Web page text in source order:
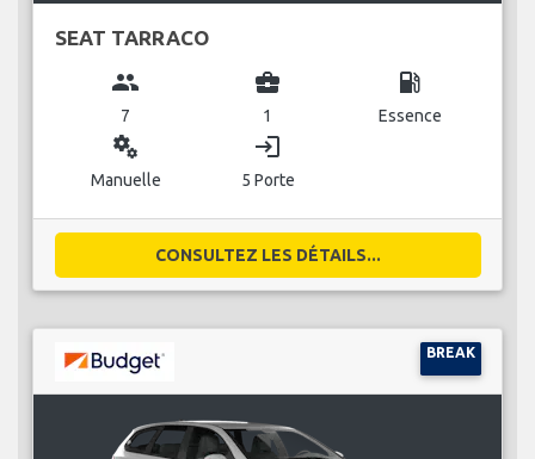
SEAT TARRACO
group
7
business_center
1
local_gas_station
Essence
miscellaneous_services
Manuelle
login
5 Porte
CONSULTEZ LES DÉTAILS...
BREAK